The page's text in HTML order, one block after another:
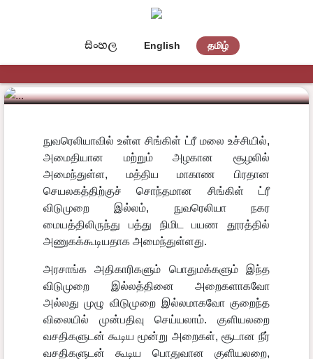
සිංහල English தமிழ்
சிங்கள் டிரீ விடுமுறை இல்லம்
நுவரெலியாவில் உள்ள சிங்கிள் ட்ரீ மலை உச்சியில்,
அமைதியான மற்றும் அழகான சூழலில்
அமைந்துள்ள, மத்திய மாகாண பிரதான
செயலகத்திற்குச் சொந்தமான சிங்கிள் ட்ரீ
விடுமுறை இல்லம், நுவரெலியா நகர
மையத்திலிருந்து பத்து நிமிட பயண தூரத்தில்
அணுகக்கூடியதாக அமைந்துள்ளது.
அரசாங்க அதிகாரிகளும் பொதுமக்களும் இந்த
விடுமுறை இல்லத்தினை அறைகளாகவோ
அல்லது முழு விடுமுறை இல்லமாகவோ குறைந்த
விலையில் முன்பதிவு செய்யலாம். குளியலறை
வசதிகளுடன் கூடிய மூன்று அறைகள், சூடான நீர்
வசதிகளுடன் கூடிய பொதுவான குளியலறை,